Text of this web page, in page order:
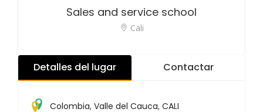
Sales and service school
Cali
Detalles del lugar Contactar
Colombia, Valle del Cauca, CALI